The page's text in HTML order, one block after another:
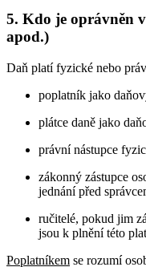
5. Kdo je oprávněn
apod.)
Daň platí fyzické nebo
poplatník jako
plátce daně jako
právní nástupce
zákonný zástupce
jednání před
ručitelé, pokud jim
jsou k plnění této
Poplatníkem se rozumí